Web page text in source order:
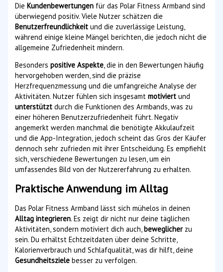
DieKundenbewertungen für das Polar Fitness Armband sind
überwiegend positiv. Viele Nutzer schätzen die
Benutzerfreundlichkeit und die zuverlässige Leistung,
während einige kleine Mängel berichten, die jedoch nicht die
allgemeine Zufriedenheit mindern.
Besonderspositive Aspekte, die in den Bewertungen häufig
hervorgehoben werden, sind die präzise
Herzfrequenzmessung und die umfangreiche Analyse der
Aktivitäten. Nutzer fühlen sich insgesamtmotiviert und
unterstützt durch die Funktionen des Armbands, was zu
einer höheren Benutzerzufriedenheit führt. Negativ
angemerkt werden manchmal die benötigte Akkulaufzeit
und die App-Integration, jedoch scheint das Gros der Käufer
dennoch sehr zufrieden mit ihrer Entscheidung. Es empfiehlt
sich, verschiedene Bewertungen zu lesen, um ein
umfassendes Bild von der Nutzererfahrung zu erhalten.
Praktische Anwendung im Alltag
Das Polar Fitness Armband lässt sich mühelos in deinen
Alltag integrieren. Es zeigt dir nicht nur deine täglichen
Aktivitäten, sondern motiviert dich auch,beweglicher zu
sein. Du erhältst Echtzeitdaten über deine Schritte,
Kalorienverbrauch und Schlafqualität, was dir hilft, deine
Gesundheitsziele besser zu verfolgen.